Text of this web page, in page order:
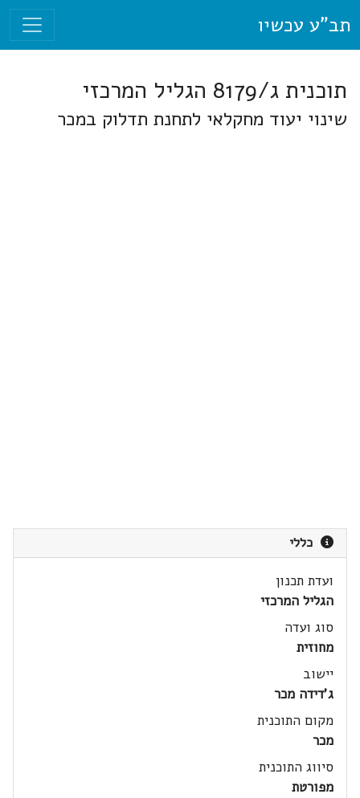
תב"ע עכשיו
תוכנית ג/8179 הגליל המרכזי
שינוי יעוד מחקלאי לתחנת תדלוק במכר
כללי
ועדת תכנון
הגליל המרכזי
סוג ועדה
מחוזית
יישוב
ג'דידה מכר
מקום התוכנית
מכר
סיווג התוכנית
מפורטת